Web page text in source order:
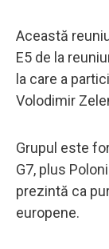
Această
E5 de la
la care a
Volodimir
Grupul este
G7, plus
prezintă ca
europene.